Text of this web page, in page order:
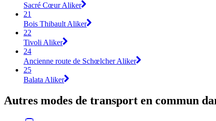
Sacré Cœur Aliker
21
Bois Thibault Aliker
22
Tivoli Aliker
24
Ancienne route de Schœlcher Aliker
25
Balata Aliker
Autres modes de transport en commun